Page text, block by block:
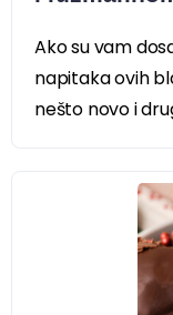
Ako su vam
napitaka ovih
nešto novo i